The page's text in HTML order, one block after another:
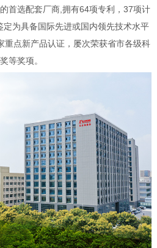
首选配套厂商,拥有64项专利，37项计
为具备国际先进或国内领先技术水平
重点新产品认证，屡次荣获省市各级科
等奖项。